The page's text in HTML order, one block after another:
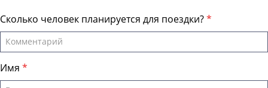
Сколько человек планируется для поездки?
Имя